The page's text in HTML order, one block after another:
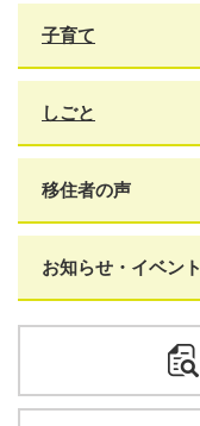
子育て
しごと
移住者の声
お知らせ・イベント